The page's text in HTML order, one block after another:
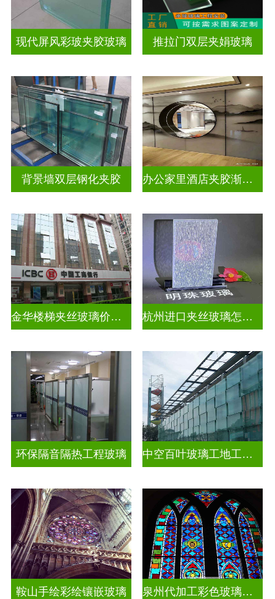
现代屏风彩玻夹胶玻璃 推拉门双层夹娟玻璃
背景墙双层钢化夹胶 办公家里酒店夹胶渐变玻璃
金华楼梯夹丝玻璃价钱多少一米 杭州进口夹丝玻璃怎么卖
环保隔音隔热工程玻璃 中空百叶玻璃工地工装装饰玻璃
鞍山手绘彩绘镶嵌玻璃 泉州代加工彩色玻璃穹顶